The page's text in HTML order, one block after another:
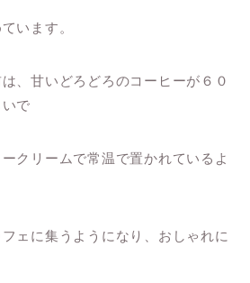
います。
、甘いどろどろのコーヒーが６０
で
クリームで常温で置かれているよ
ェに集うようになり、おしゃれに